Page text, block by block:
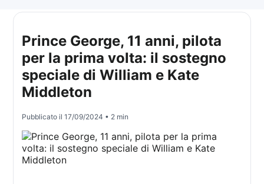
Prince George, 11 anni, pilota
per la prima volta: il sostegno
speciale di William e Kate
Middleton
Pubblicato il17/09/2024 • 2 min